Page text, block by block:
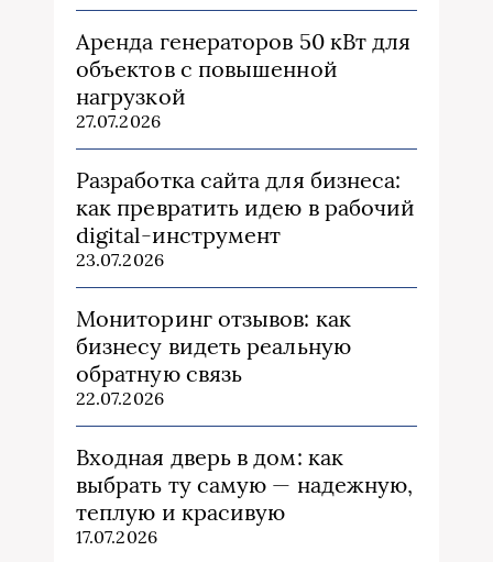
Аренда генераторов 50 кВт для
объектов с повышенной
нагрузкой
27.07.2026
Разработка сайта для бизнеса:
как превратить идею в рабочий
digital-инструмент
23.07.2026
Мониторинг отзывов: как
бизнесу видеть реальную
обратную связь
22.07.2026
Входная дверь в дом: как
выбрать ту самую — надежную,
теплую и красивую
17.07.2026